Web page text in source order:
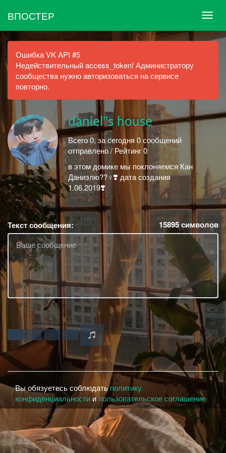
ВПОСТЕР
Ошибка VK API #5
Недействительный access_token! Администратору
сообщества нужно авторизоваться на сервисе
повторно.
daniel"s house
Всего 0, за сегодня 0 сообщений
отправлено / Рейтинг 0
в этом домике мы поклоняемся Кан
Даниэлю??‍♀️❣️ дата создания
1.06.2019❣️
Текст сообщения: 15895символов
Вы обязуетесь соблюдатьполитику
конфиденциальности ипользовательское соглашение